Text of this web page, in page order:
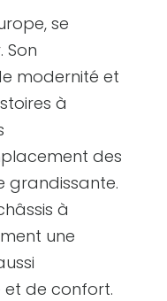
se
Son
modernité et
à
des
grandissante.
à
une
et de confort.